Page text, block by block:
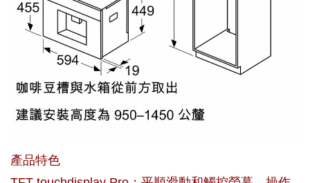
產品特色